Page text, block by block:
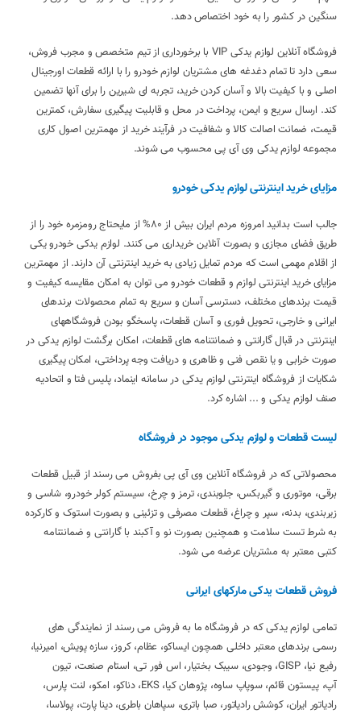
سنگین در کشور را به خود اختصاص دهد.
فروشگاه آنلاین لوازم یدکی VIP با برخورداری از تیم متخصص و مجرب فروش،
سعی دارد تا تمام دغدغه های مشتریان لوازم خودرو را با ارائه قطعات اورجینال
اصلی و با کیفیت بالا و آسان کردن خرید، تجربه ای شیرین را برای آنها تضمین
کند. ارسال سریع و ایمن، پرداخت در محل و قابلیت پیگیری سفارش، کمترین
قیمت، ضمانت اصالت کالا و شفافیت در فرآیند خرید از مهمترین اصول کاری
مجموعه لوازم یدکی وی آی پی محسوب می شوند.
مزایای خرید اینترنتی لوازم یدکی خودرو
جالب است بدانید امروزه مردم ایران بیش از 80% از مایحتاج رومزمره خود را از
طریق فضای مجازی و بصورت آنلاین خریداری می کنند. لوازم یدکی خودرو یکی
از اقلام مهمی است که مردم تمایل زیادی به خرید اینترنتی آن دارند. از مهمترین
مزایای خرید اینترنتی لوازم و قطعات خودرو می توان به امکان مقایسه کیفیت و
قیمت برندهای مختلف، دسترسی آسان و سریع به تمام محصولات برندهای
ایرانی و خارجی، تحویل فوری و آسان قطعات، پاسخگو بودن فروشگاههای
اینترنتی در قبال گارانتی و ضمانتنامه های قطعات، امکان برگشت لوازم یدکی در
صورت خرابی و یا نقص فنی و ظاهری و دریافت وجه پرداختی، امکان پیگیری
شکایات از فروشگاه اینترنتی لوازم یدکی در سامانه اینماد، پلیس فتا و اتحادیه
صنف لوازم یدکی و ... اشاره کرد.
لیست قطعات و لوازم یدکی موجود در فروشگاه
محصولاتی که در فروشگاه آنلاین وی آی پی بفروش می رسند از قبیل قطعات
برقی، موتوری و گیربکس، جلوبندی، ترمز و چرخ، سیستم کولر خودرو، شاسی و
زیربندی، بدنه، سپر و چراغ، قطعات مصرفی و تزئینی و بصورت استوک و کارکرده
به شرط تست سلامت و همچنین بصورت نو و آکبند با گارانتی و ضمانتنامه
کتبی معتبر به مشتریان عرضه می شود.
فروش قطعات یدکی مارکهای ایرانی
تمامی لوازم یدکی که در فروشگاه ما به فروش می رسند از نمایندگی های
رسمی برندهای معتبر داخلی همچون ایساکو، عظام، کروز، سازه پویش، امیرنیا،
رفیع نیا، GISP، وجودی، سیبک بختیار، اس فور تی، استام صنعت، تیون
آپ، پیستون قائم، سوپاپ ساوه، پژوهان کیا، EKS، دناکو، امکو، لنت پارس،
رادیاتور ایران، کوشش رادیاتور، صبا باتری، سپاهان باطری، دینا پارت، پولاسا،